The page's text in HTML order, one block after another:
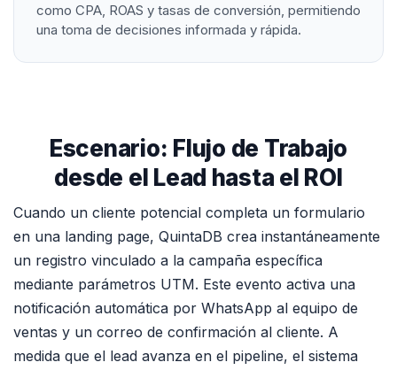
como CPA, ROAS y tasas de conversión, permitiendo
una toma de decisiones informada y rápida.
Escenario: Flujo de Trabajo
desde el Lead hasta el ROI
Cuando un cliente potencial completa un formulario
en una landing page, QuintaDB crea instantáneamente
un registro vinculado a la campaña específica
mediante parámetros UTM. Este evento activa una
notificación automática por WhatsApp al equipo de
ventas y un correo de confirmación al cliente. A
medida que el lead avanza en el pipeline, el sistema